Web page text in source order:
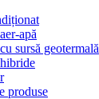
apă
sursă geotermală
produse